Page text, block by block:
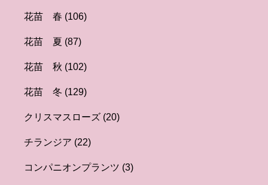
花苗 春 (106)
花苗 夏 (87)
花苗 秋 (102)
花苗 冬 (129)
クリスマスローズ (20)
チランジア (22)
コンパニオンプランツ (3)